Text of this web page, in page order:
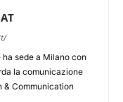
sede a Milano con
la comunicazione
Communication